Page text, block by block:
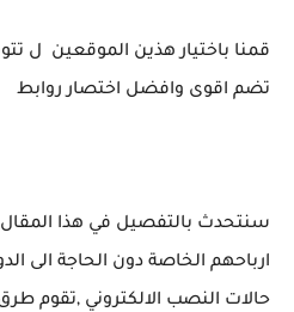
قمنا باختيار هذين الموقعين ل
تضم اقوى وافضل اختصار روابط
سنتحدث بالتفصيل في هذا
ارباحهم الخاصة دون الحاجة الى
حالات النصب الالكتروني ,تقوم